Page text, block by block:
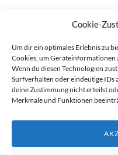
Cookie-
Um dir ein optimales Erlebnis zu
Cookies, um
Wenn du diesen Technologien
Surfverhalten oder eindeutige IDs
deine Zustimmung nicht erteilst
Merkmale und Funktionen
Ich bin auch Deutschland.